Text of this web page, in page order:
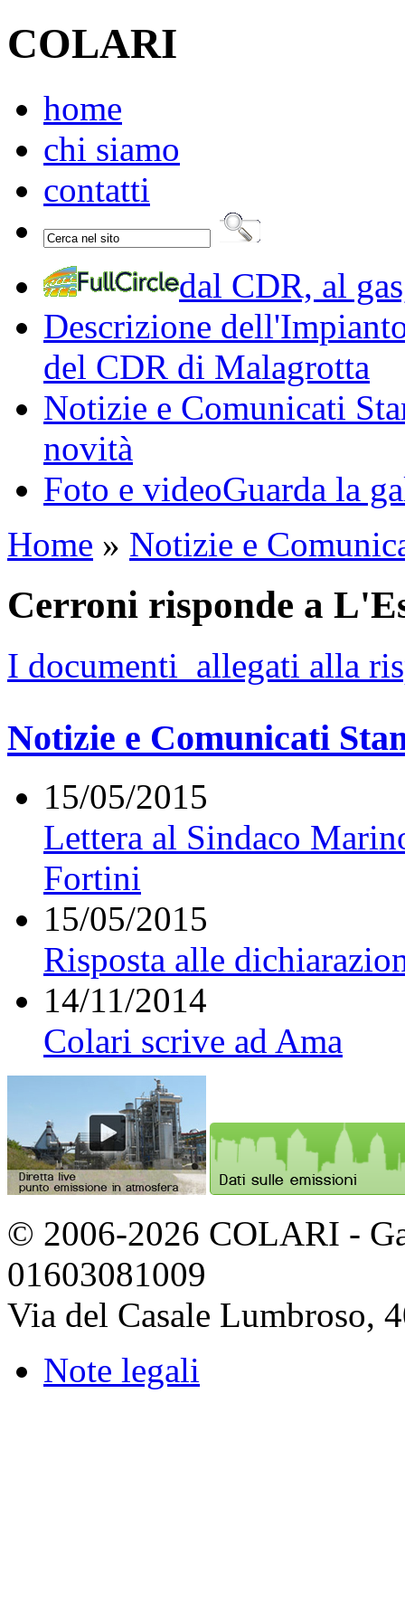
COLARI
home
chi siamo
contatti
dal CDR, al
Descrizione
del CDR di Malagrotta
Notizie e Comunicati
novità
Foto e videoGuarda la
Home » Notizie e
Cerroni risponde a
I documenti allegati alla
Notizie e Comunicati
15/05/2015
Lettera al Sindaco
Fortini
15/05/2015
Risposta alle
14/11/2014
Colari scrive ad Ama
© 2006-2026 COLARI -
01603081009
Via del Casale Lumbroso,
Note legali